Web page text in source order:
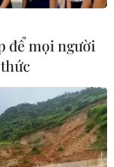
để mọi người